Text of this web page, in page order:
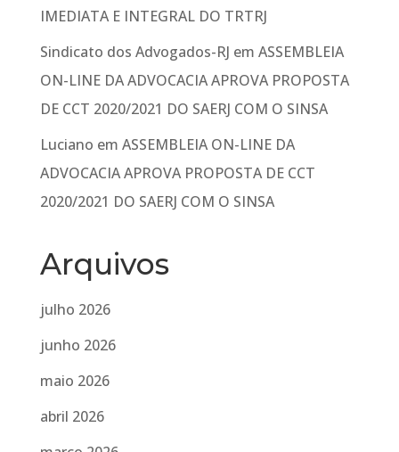
IMEDIATA E INTEGRAL DO TRTRJ
Sindicato dos Advogados-RJ em ASSEMBLEIA
ON-LINE DA ADVOCACIA APROVA PROPOSTA
DE CCT 2020/2021 DO SAERJ COM O SINSA
Luciano em ASSEMBLEIA ON-LINE DA
ADVOCACIA APROVA PROPOSTA DE CCT
2020/2021 DO SAERJ COM O SINSA
Arquivos
julho 2026
junho 2026
maio 2026
abril 2026